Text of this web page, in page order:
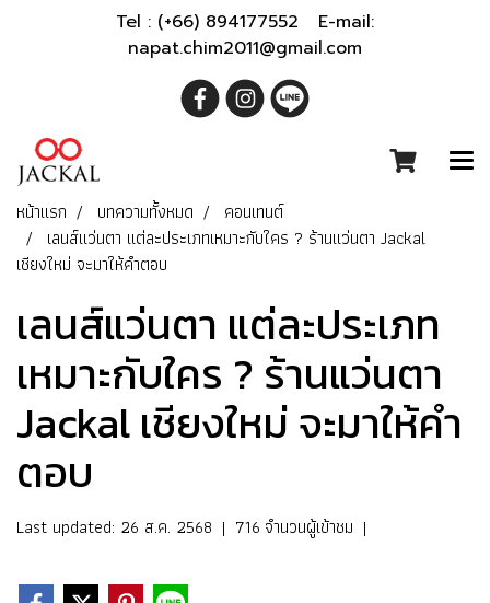
Tel : (+66) 894177552 E-mail:
napat.chim2011@gmail.com
หน้าแรก บทความทั้งหมด
คอนเทนต์
เลนส์แว่นตา แต่ละประเภทเหมาะกับใคร ? ร้านแว่นตา Jackal
เชียงใหม่ จะมาให้คำตอบ
เลนส์แว่นตา แต่ละประเภท
เหมาะกับใคร ? ร้านแว่นตา
Jackal เชียงใหม่ จะมาให้คำ
ตอบ
Last updated: 26 ส.ค. 2568 | 716 จำนวนผู้เข้าชม |